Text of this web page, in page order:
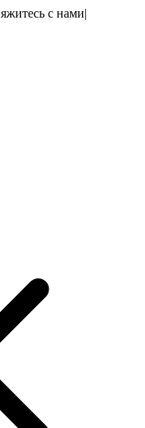
с нами|